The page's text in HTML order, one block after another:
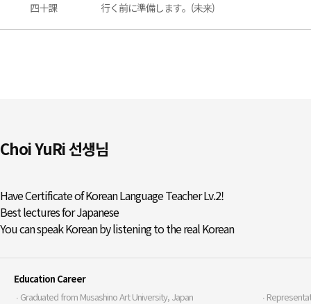
四十課 行く前に準備します。(未来)
Choi YuRi 선생님
Have Certificate of Korean Language Teacher Lv.2!
Best lectures for Japanese
You can speak Korean by listening to the real Korean
Education Career
∙ Graduated from Musashino Art University, Japan
∙